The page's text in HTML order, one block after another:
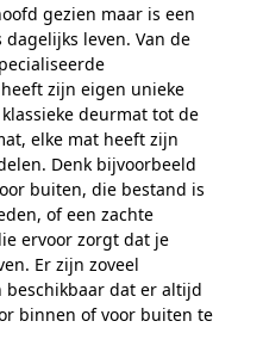
gezien maar is een
leven. Van de
zijn eigen unieke
deurmat tot de
elke mat heeft zijn
Denk bijvoorbeeld
buiten, die bestand is
of een zachte
ervoor zorgt dat je
Er zijn zoveel
dat er altijd
binnen of voor buiten te